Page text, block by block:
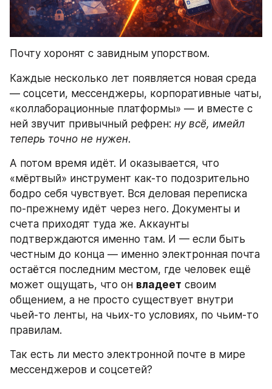
Почту хоронят с завидным упорством.
Каждые несколько лет появляется новая среда
— соцсети, мессенджеры, корпоративные чаты,
«коллаборационные платформы» — и вместе с
ней звучит привычный рефрен: ну всё, имейл
теперь точно не нужен.
А потом время идёт. И оказывается, что
«мёртвый» инструмент как-то подозрительно
бодро себя чувствует. Вся деловая переписка
по-прежнему идёт через него. Документы и
счета приходят туда же. Аккаунты
подтверждаются именно там. И — если быть
честным до конца — именно электронная почта
остаётся последним местом, где человек ещё
может ощущать, что он владеет своим
общением, а не просто существует внутри
чьей-то ленты, на чьих-то условиях, по чьим-то
правилам.
Так есть ли место электронной почте в мире
мессенджеров и соцсетей?